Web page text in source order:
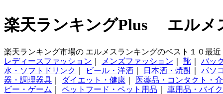
楽天ランキングPlus エルメ
楽天ランキング市場の エルメスランキングのベスト１０最
レディースファッション
メンズファッション 靴
バッ
水・ソフトドリンク
ビール・洋酒 日本酒・焼酎
パソ
器・調理器具
ダイエット・健康
医薬品・コンタクト・
ビー・ゲーム
ペットフード・ペット用品 車用品・バイ